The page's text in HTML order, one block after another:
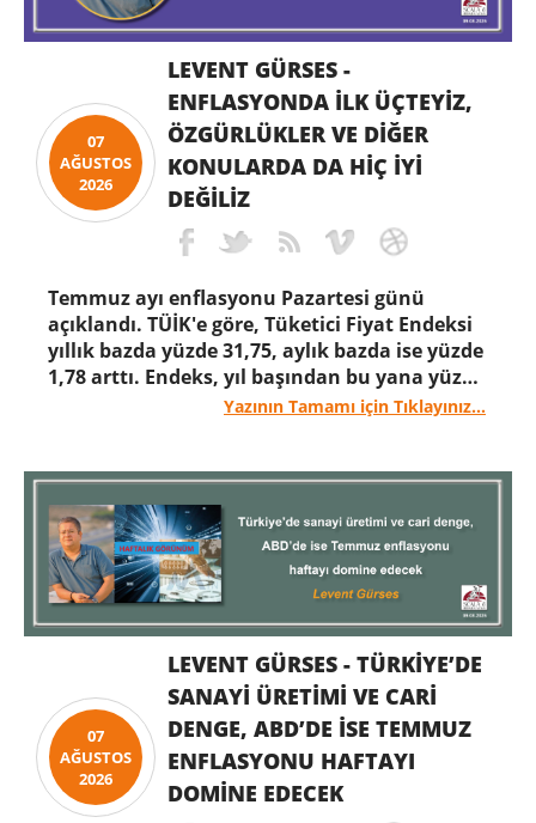
07
AĞUSTOS
2026
LEVENT GÜRSES -
ENFLASYONDA ILK ÜÇTEYIZ,
ÖZGÜRLÜKLER VE DIĞER
KONULARDA DA HIÇ IYI
DEĞILIZ
Temmuz ayı enflasyonu Pazartesi günü
açıklandı. TÜİK'e göre, Tüketici Fiyat Endeksi
yıllık bazda yüzde 31,75, aylık bazda ise yüzde
1,78 arttı. Endeks, yıl başından bu yana yüzde
19,86, on iki aylık ortalamalara göre ise yüzde
Yazının Tamamı için Tıklayınız...
07
AĞUSTOS
2026
LEVENT GÜRSES - TÜRKIYE’DE
SANAYI ÜRETIMI VE CARI
DENGE, ABD’DE ISE TEMMUZ
ENFLASYONU HAFTAYI
DOMINE EDECEK